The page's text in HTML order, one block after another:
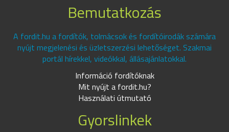
Bemutatkozás
A fordit.hu a fordítók, tolmácsok és fordítóirodák számára
nyújt megjelenési és üzletszerzési lehetőséget. Szakmai
portál hírekkel, videókkal, állásajánlatokkal.
Információ fordítóknak
Mit nyújt a fordit.hu?
Használati útmutató
Gyorslinkek